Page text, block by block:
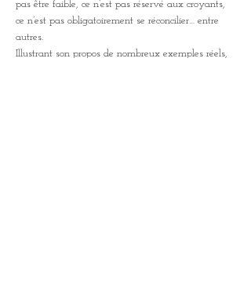
pas être faible, ce n’est pas réservé aux croyants,
ce n’est pas obligatoirement se réconcilier… entre
Illustrant son propos de nombreux exemples réels,